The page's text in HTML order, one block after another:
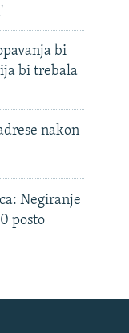
bi
bi trebala
nakon
Negiranje
posto